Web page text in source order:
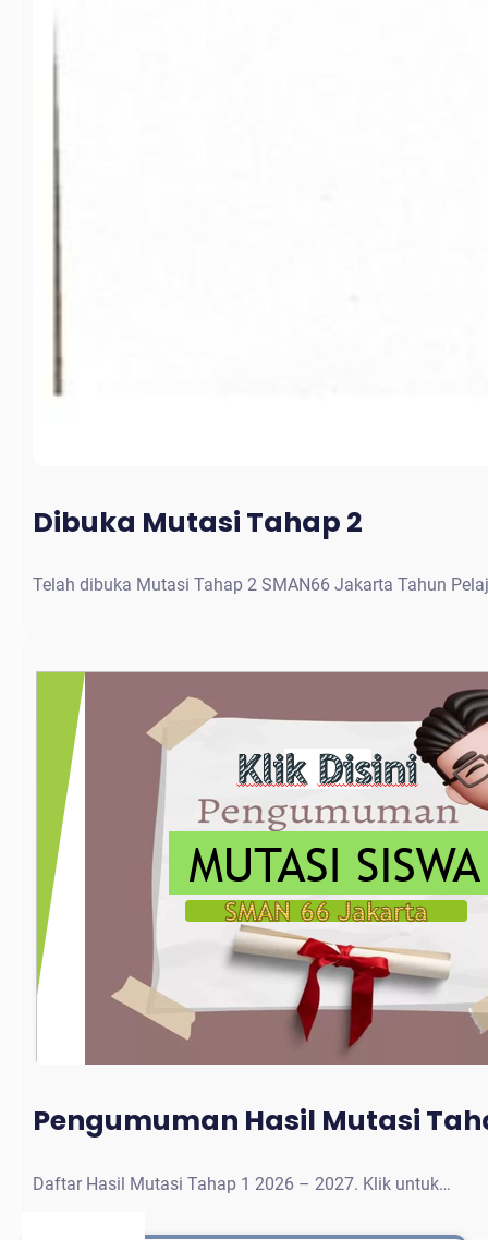
Dibuka Mutasi Tahap 2
Telah dibuka Mutasi Tahap 2 SMAN66 Jakarta Tahun
Pengumuman Hasil Mutasi
Daftar Hasil Mutasi Tahap 1 2026 – 2027. Klik untuk…